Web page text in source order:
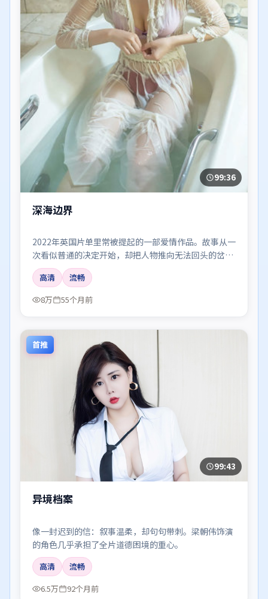
99:36
深海边界
2022年英国片单里常被提起的一部爱情作品。故事从一
次看似普通的决定开始，却把人物推向无法回头的岔
路；剪辑利落，情绪像潮水一样有涨有落。
高清
流畅
8万
55个月前
首推
99:43
异境档案
像一封迟到的信：叙事温柔，却句句带刺。梁朝伟饰演
的角色几乎承担了全片道德困境的重心。
高清
流畅
6.5万
92个月前